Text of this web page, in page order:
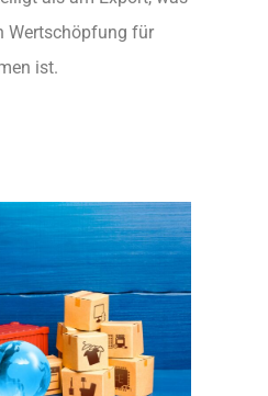
Wertschöpfung für
ist.